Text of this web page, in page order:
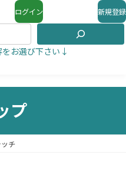
ログイン 新規登録
をお選び下さい↓
プ
ッチ